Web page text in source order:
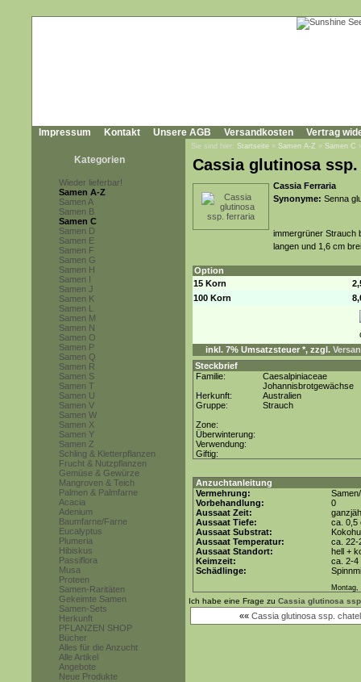
Impressum Kontakt Unsere AGB Versandkosten Vertrag
Kategorien
Wieder lieferbar!
Samen A-Z
Samen A
Samen B
Samen C
Samen D
Samen E
Samen F
Samen G
Samen H
Samen I
Samen J
Samen K
Samen L
Samen M
Samen N
Samen O
Samen P
Samen Q
Samen R
Samen S
Samen T
Samen U
Samen V
Samen W
Samen X
Samen Y
Samen Z
Schling & Kletterpflanzen
Frucht & Nutzpflanzen
Gemüse & Gewürze
Mangroven & Teich
Palmen & Palmfarne
Acacia
Adenium
Baumfarne/Farne
Eucalyptus
Plumeria
Hibiskus
Passiflora
Musa
Proteen
Samen-Raritäten
Gekeimte Samen
Samen-Sets
Herkunft
PFLANZEN SHOP
Bücher
Alles für die Anzucht
Alle Artikel
Angebote
Neue Produkte
Sie sind hier: Startseite » Samen A-Z » Samen C
Cassia glutinosa
Cassia Ferraria
Synonyme: Senna
immergrüner Strauch
langen und 1,6 cm
Option
15 Korn
100 Korn
inkl. 7% Umsatzsteuer *, zzgl.
Steckbrief
Familie:
Caesalpiniaceae
Johannisbrotgewächse
Herkunft:
Australien
Gruppe:
Strauch
Zone:
Überwinterung:
Verwendung:
Giftig:
Anzuchtanleitung
Vermehrung:
Vorbehandlung:
0
Aussaat Zeit:
Aussaat Tiefe:
ca. 0,5
Aussaat Substrat:
Aussaat Temperatur:
ca. 22-
Aussaat Standort:
hell +
Keimzeit:
ca. 2-4
Schädlinge:
Montag,
Ich habe eine Frage zu Cassia glutinosa
«« Cassia glutinosa ssp.